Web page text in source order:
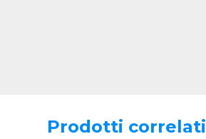
Prodotti correlati